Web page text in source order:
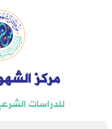
مركز
للدراسات